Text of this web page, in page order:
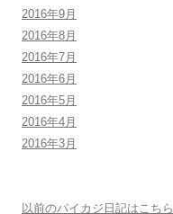
2016年9月
2016年8月
2016年7月
2016年6月
2016年5月
2016年4月
2016年3月
以前のパイカジ日記はこちら